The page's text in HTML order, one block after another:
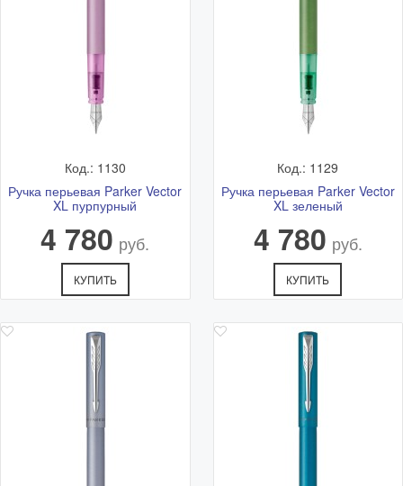
Самовывоз - бесплатно.
Адрес: Ветошный переулок 9, ТЦ "Никольский Пассаж",
Подробная схема расположения и актуальный график
работы смотрите в разделе
Адреса магазинов
Код.: 1130
Ручка перьевая Parker Vector
XL пурпурный
4 780 руб.
КУПИТЬ
Код.: 1129
Ручка перьевая Parker Vector
XL зеленый
4 780 руб.
КУПИТЬ